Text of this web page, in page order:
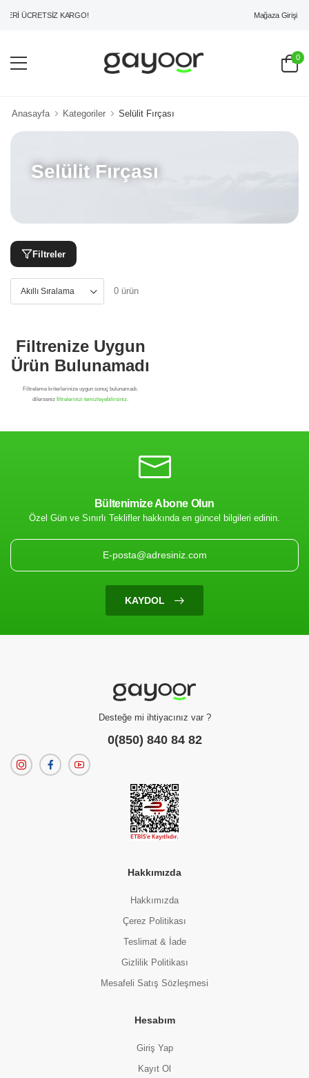
ÜCRETSİZ KARGO! Mağaza Girişi
0
Anasayfa Kategoriler Selülit Fırçası
Selülit Fırçası
Filtreler
0 ürün
Filtrenize Uygun
Ürün Bulunamadı
Bültenimize Abone Olun
Özel Gün ve Sınırlı Teklifler hakkında en güncel bilgileri edinin.
KAYDOL
Desteğe mi ihtiyacınız var ?
0(850) 840 84 82
Hakkımızda
Hakkımızda
Çerez Politikası
Teslimat & İade
Gizlilik Politikası
Mesafeli Satış Sözleşmesi
Hesabım
Giriş Yap
Kayıt Ol